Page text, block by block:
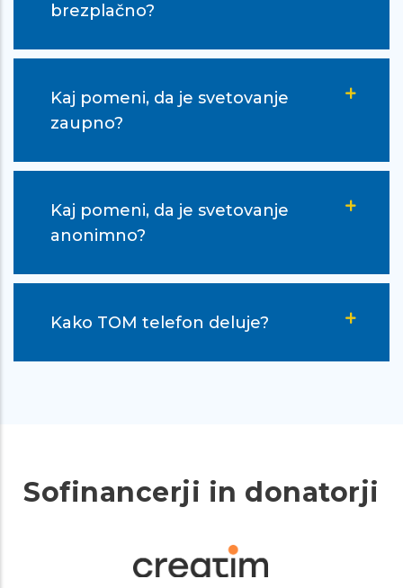
ki jih sama verjetno ne bi mogla. Ful
brezplačno?
Kaj pomeni, da je svetovanje
zaupno?
Kaj pomeni, da je svetovanje
anonimno?
Kako TOM telefon deluje?
Sofinancerji in donatorji